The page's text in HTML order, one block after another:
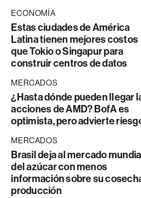
ECONOMÍA
Estas ciudades de América
Latina tienen mejores costos
que Tokio o Singapur para
construir centros de datos
MERCADOS
¿Hasta dónde pueden llegar
acciones de AMD? BofA es
optimista, pero advierte
MERCADOS
Brasil deja al mercado
del azúcar con menos
información sobre su
producción